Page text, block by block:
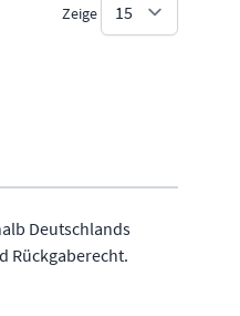
Zeige
Deutschlands
Rückgaberecht.